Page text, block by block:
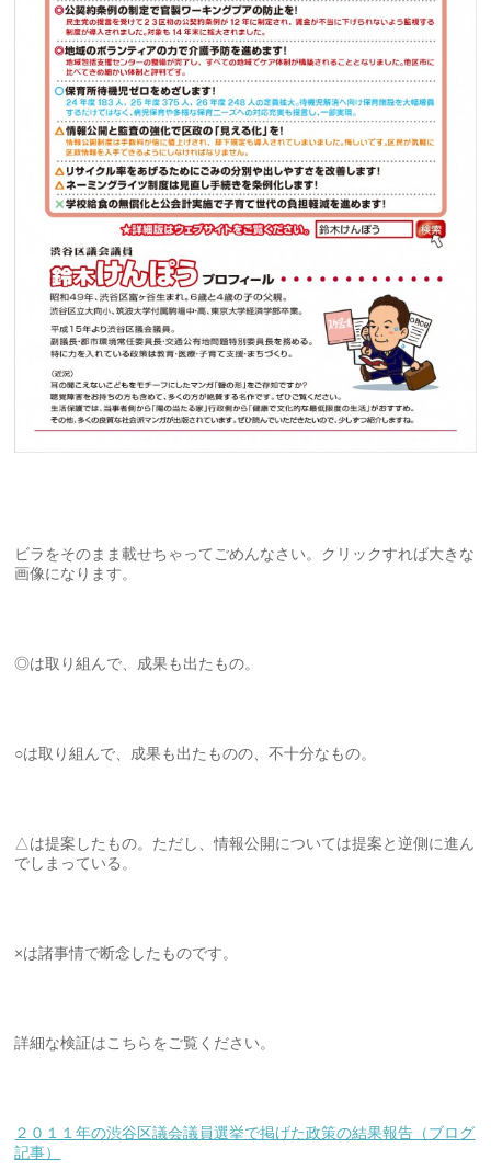
ビラをそのまま載せちゃってごめんなさい。クリックすれば大きな
画像になります。
◎は取り組んで、成果も出たもの。
○は取り組んで、成果も出たものの、不十分なもの。
△は提案したもの。ただし、情報公開については提案と逆側に進ん
でしまっている。
×は諸事情で断念したものです。
詳細な検証はこちらをご覧ください。
２０１１年の渋谷区議会議員選挙で掲げた政策の結果報告（ブログ
記事）